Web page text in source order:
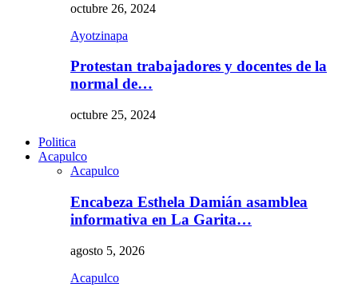
octubre 26, 2024
Ayotzinapa
Protestan trabajadores y docentes de la
normal de…
octubre 25, 2024
Politica
Acapulco
Acapulco
Encabeza Esthela Damián asamblea
informativa en La Garita…
agosto 5, 2026
Acapulco